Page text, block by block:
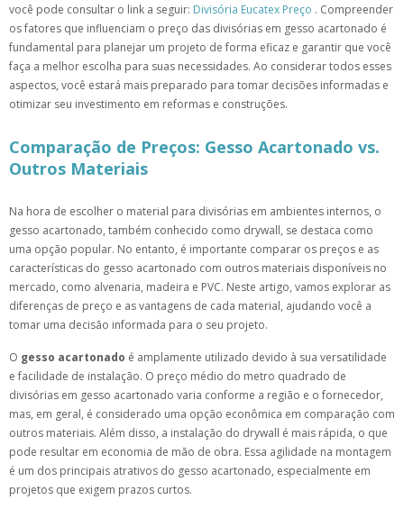
você pode consultar o link a seguir: Divisória Eucatex Preço . Compreender
os fatores que influenciam o preço das divisórias em gesso acartonado é
fundamental para planejar um projeto de forma eficaz e garantir que você
faça a melhor escolha para suas necessidades. Ao considerar todos esses
aspectos, você estará mais preparado para tomar decisões informadas e
otimizar seu investimento em reformas e construções.
Comparação de Preços: Gesso Acartonado vs.
Outros Materiais
Na hora de escolher o material para divisórias em ambientes internos, o
gesso acartonado, também conhecido como drywall, se destaca como
uma opção popular. No entanto, é importante comparar os preços e as
características do gesso acartonado com outros materiais disponíveis no
mercado, como alvenaria, madeira e PVC. Neste artigo, vamos explorar as
diferenças de preço e as vantagens de cada material, ajudando você a
tomar uma decisão informada para o seu projeto.
O gesso acartonado é amplamente utilizado devido à sua versatilidade
e facilidade de instalação. O preço médio do metro quadrado de
divisórias em gesso acartonado varia conforme a região e o fornecedor,
mas, em geral, é considerado uma opção econômica em comparação com
outros materiais. Além disso, a instalação do drywall é mais rápida, o que
pode resultar em economia de mão de obra. Essa agilidade na montagem
é um dos principais atrativos do gesso acartonado, especialmente em
projetos que exigem prazos curtos.